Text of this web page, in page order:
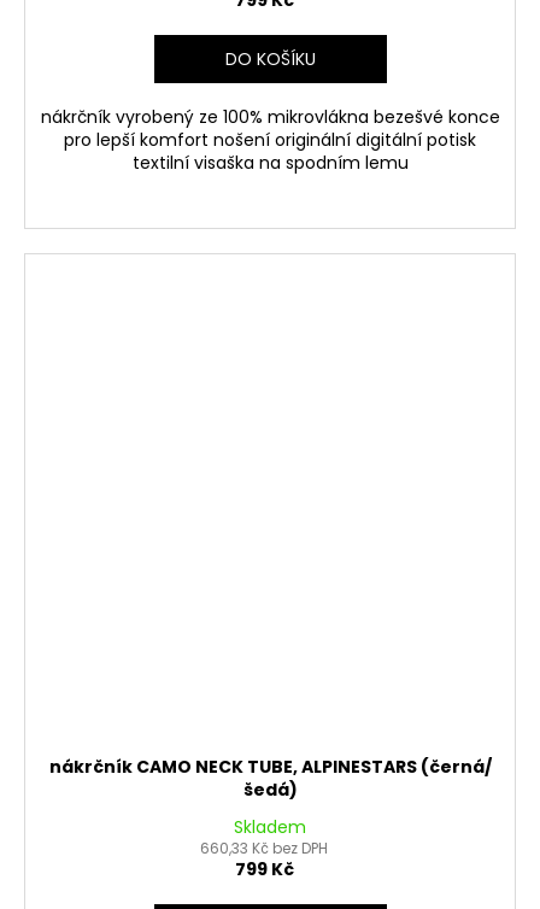
DO KOŠÍKU
nákrčník vyrobený ze 100% mikrovlákna bezešvé konce
pro lepší komfort nošení originální digitální potisk
textilní visaška na spodním lemu
nákrčník CAMO NECK TUBE, ALPINESTARS (černá/
šedá)
Skladem
660,33 Kč bez DPH
799 Kč